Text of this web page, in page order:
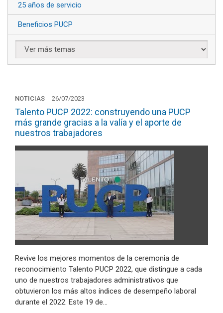
25 años de servicio
Beneficios PUCP
NOTICIAS 26/07/2023
Talento PUCP 2022: construyendo una PUCP
más grande gracias a la valía y el aporte de
nuestros trabajadores
Revive los mejores momentos de la ceremonia de
reconocimiento Talento PUCP 2022, que distingue a cada
uno de nuestros trabajadores administrativos que
obtuvieron los más altos índices de desempeño laboral
durante el 2022. Este 19 de…